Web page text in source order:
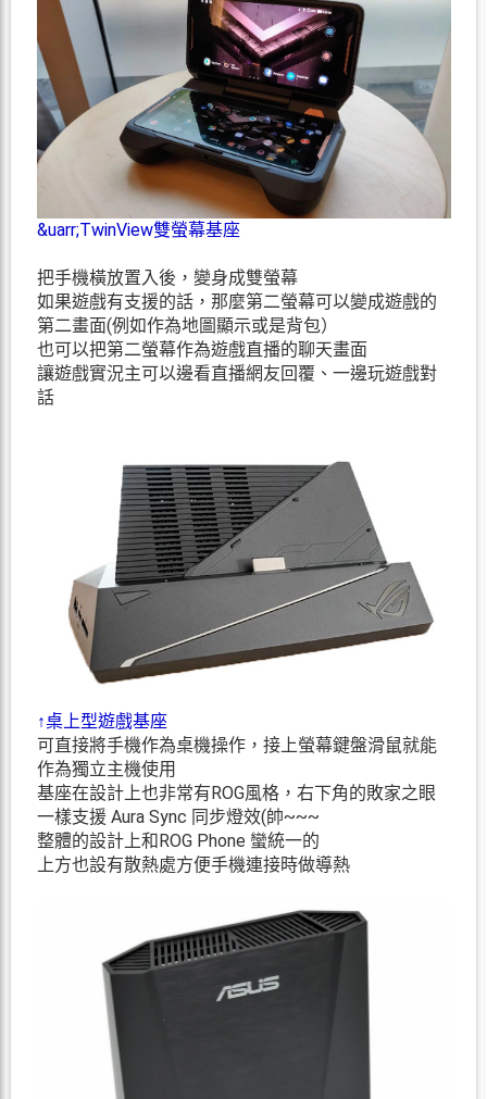
&uarr;TwinView雙螢幕基座
把手機橫放置入後，變身成雙螢幕
如果遊戲有支援的話，那麼第二螢幕可以變成遊戲的
第二畫面(例如作為地圖顯示或是背包）
也可以把第二螢幕作為遊戲直播的聊天畫面
讓遊戲實況主可以邊看直播網友回覆、一邊玩遊戲對
話
↑桌上型遊戲基座
可直接將手機作為桌機操作，接上螢幕鍵盤滑鼠就能
作為獨立主機使用
基座在設計上也非常有ROG風格，右下角的敗家之眼
一樣支援 Aura Sync 同步燈效(帥~~~
整體的設計上和ROG Phone 蠻統一的
上方也設有散熱處方便手機連接時做導熱